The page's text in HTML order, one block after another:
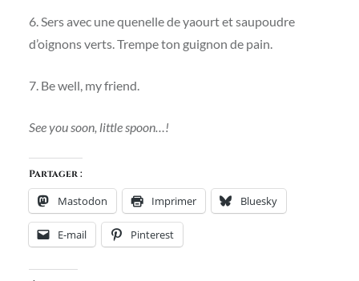
6. Sers avec une quenelle de yaourt et saupoudre
d’oignons verts. Trempe ton guignon de pain.
7. Be well, my friend.
See you soon, little spoon…!
Partager :
Mastodon Imprimer Bluesky
E-mail Pinterest